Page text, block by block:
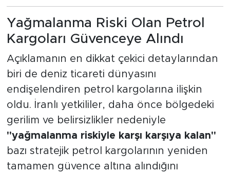
Yağmalanma Riski Olan Petrol
Kargoları Güvenceye Alındı
Açıklamanın en dikkat çekici detaylarından
biri de deniz ticareti dünyasını
endişelendiren petrol kargolarına ilişkin
oldu. İranlı yetkililer, daha önce bölgedeki
gerilim ve belirsizlikler nedeniyle
"yağmalanma riskiyle karşı karşıya kalan"
bazı stratejik petrol kargolarının yeniden
tamamen güvence altına alındığını